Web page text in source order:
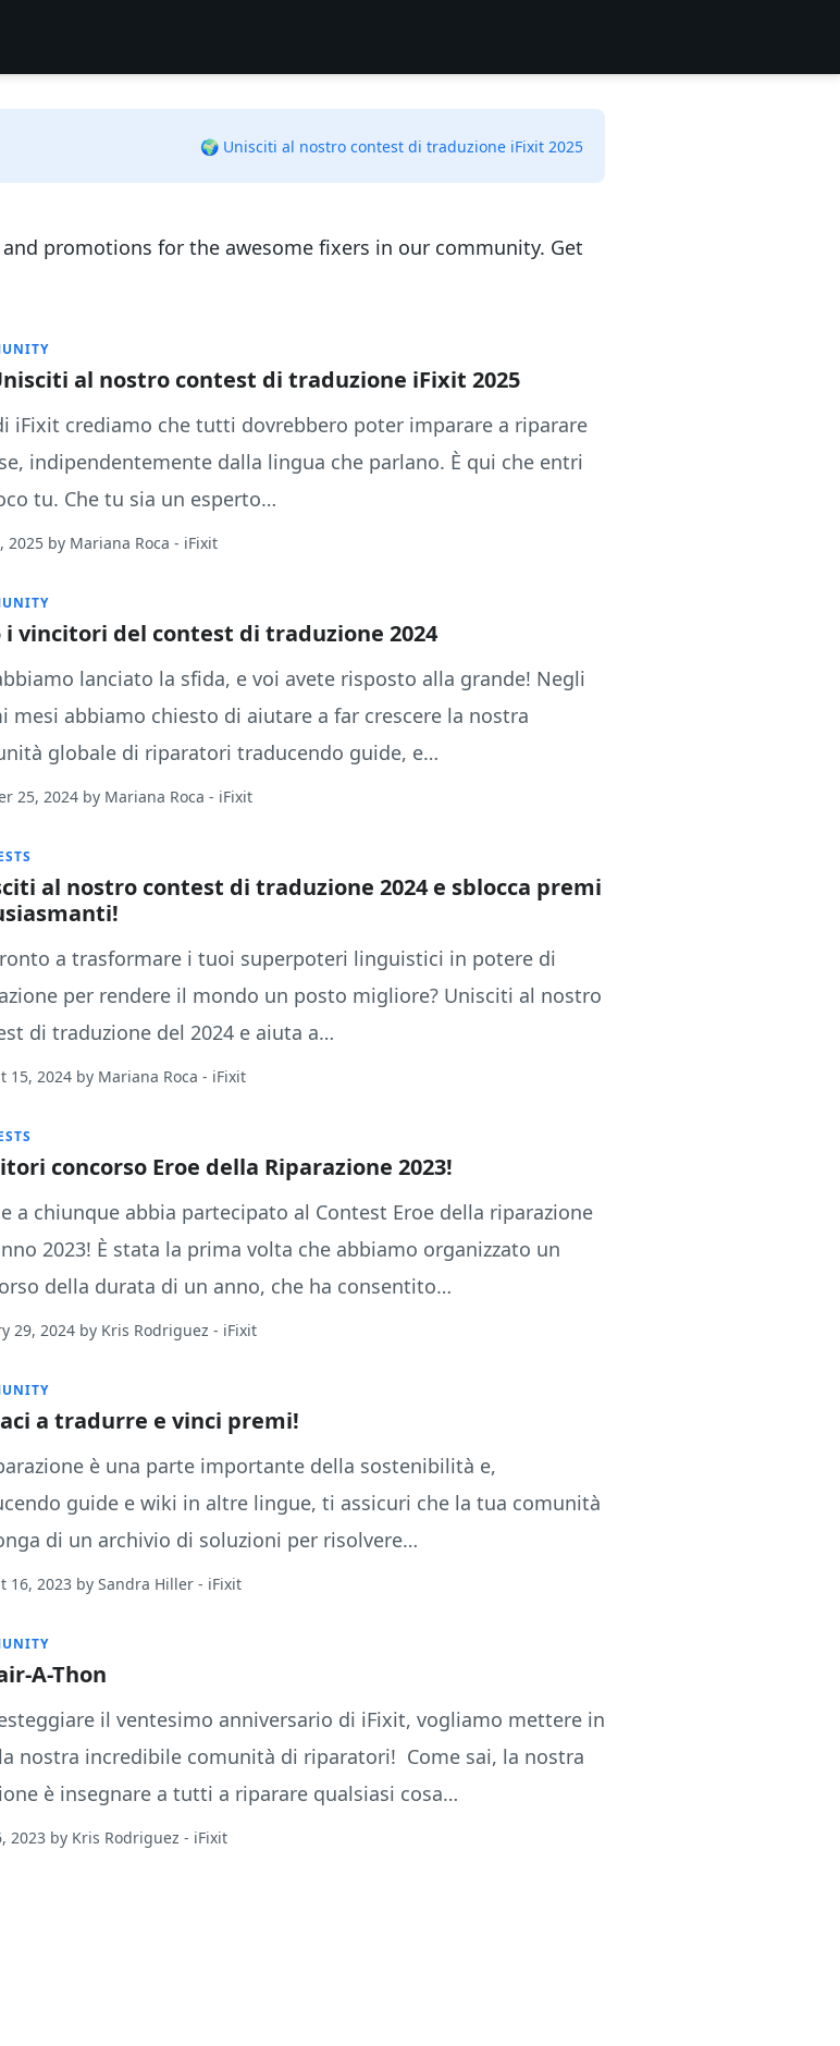
🌍 Unisciti al nostro contest di traduzione iFixit 2025
promotions for the awesome fixers in our community. Get
al nostro contest di traduzione iFixit 2025
iFixit crediamo che tutti dovrebbero poter imparare a riparare
indipendentemente dalla lingua che parlano. È qui che entri
tu. Che tu sia un esperto…
2025 by Mariana Roca - iFixit
i vincitori del contest di traduzione 2024
lanciato la sfida, e voi avete risposto alla grande! Negli
mesi abbiamo chiesto di aiutare a far crescere la nostra
globale di riparatori traducendo guide, e…
25, 2024 by Mariana Roca - iFixit
al nostro contest di traduzione 2024 e sblocca premi
a trasformare i tuoi superpoteri linguistici in potere di
per rendere il mondo un posto migliore? Unisciti al nostro
di traduzione del 2024 e aiuta a…
15, 2024 by Mariana Roca - iFixit
concorso Eroe della Riparazione 2023!
a chiunque abbia partecipato al Contest Eroe della riparazione
2023! È stata la prima volta che abbiamo organizzato un
della durata di un anno, che ha consentito…
29, 2024 by Kris Rodriguez - iFixit
a tradurre e vinci premi!
è una parte importante della sostenibilità e,
guide e wiki in altre lingue, ti assicuri che la tua comunità
di un archivio di soluzioni per risolvere…
16, 2023 by Sandra Hiller- iFixit
A-Thon
il ventesimo anniversario di iFixit, vogliamo mettere in
nostra incredibile comunità di riparatori! Come sai, la nostra
è insegnare a tutti a riparare qualsiasi cosa…
2023 by Kris Rodriguez - iFixit